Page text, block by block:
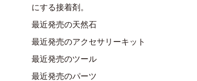
にする接着剤。
最近発売の天然石
最近発売のアクセサリーキット
最近発売のツール
最近発売のパーツ